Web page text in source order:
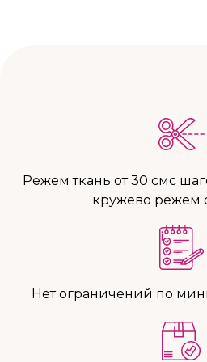
Режем ткань от 30 смс
кружево режем
Нет ограничений по